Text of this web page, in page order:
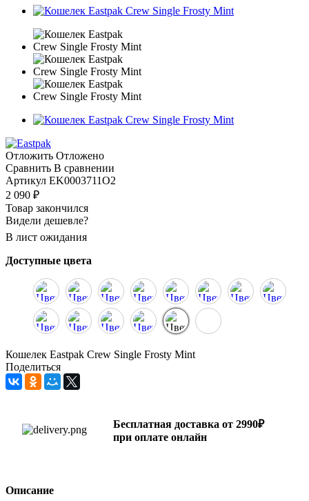
Отложить Отложено
Сравнить В сравнении
Артикул EK0003711O2
2 090 ₽
Товар закончился
Видели дешевле?
В лист ожидания
Доступные цвета
Кошелек Eastpak Crew Single Frosty Mint
Поделиться
Бесплатная доставка от 2990₽
при оплате онлайн
Описание